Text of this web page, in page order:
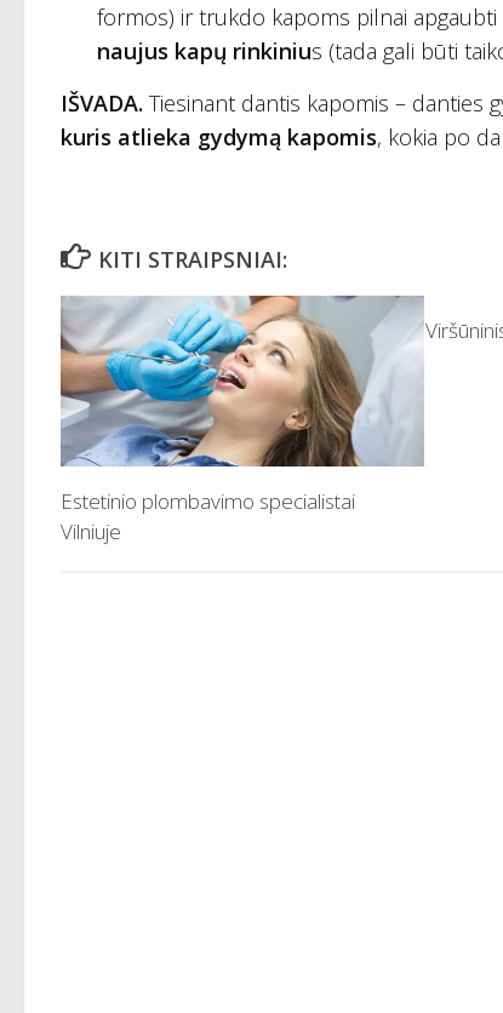
formos) ir trukdo kapoms pilnai
naujus kapų rinkinius (tada gali būti
IŠVADA. Tiesinant dantis kapomis – danties
kuris atlieka gydymą kapomis, kokia po
KITI STRAIPSNIAI:
Estetinio plombavimo specialistai
Vilniuje